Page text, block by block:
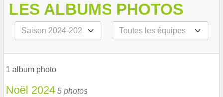
LES ALBUMS PHOTOS
1 album photo
Noël 2024 5 photos